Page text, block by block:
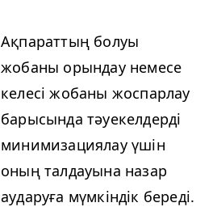
Ақпараттың болуы
жобаны орындау немесе
келесі жобаны жоспарлау
барысында тәуекелдерді
минимизациялау үшін
оның талдауына назар
аударуға мүмкіндік береді.